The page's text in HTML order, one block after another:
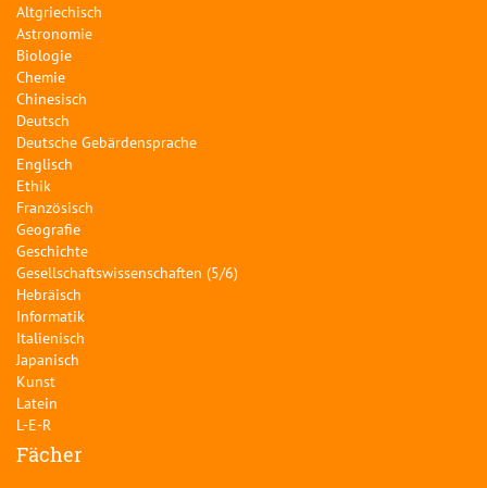
Altgriechisch
Astronomie
Biologie
Chemie
Chinesisch
Deutsch
Deutsche Gebärdensprache
Englisch
Ethik
Französisch
Geografie
Geschichte
Gesellschaftswissenschaften (5/6)
Hebräisch
Informatik
Italienisch
Japanisch
Kunst
Latein
L-E-R
Fächer